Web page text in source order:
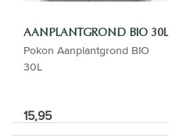
AANPLANTGROND BIO 30L
Pokon Aanplantgrond BIO
30L
15,95